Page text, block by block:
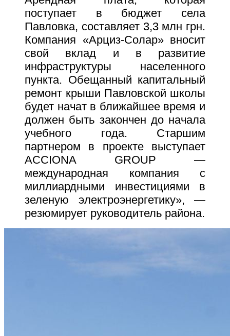
поступает в бюджет села
Павловка, составляет 3,3 млн грн.
Компания «Арциз-Солар» вносит
свой вклад и в развитие
инфраструктуры населенного
пункта. Обещанный капитальный
ремонт крыши Павловской школы
будет начат в ближайшее время и
должен быть закончен до начала
учебного года. Старшим
партнером в проекте выступает
ACCIONA GROUP —
международная компания с
миллиардными инвестициями в
зеленую электроэнергетику», —
резюмирует руководитель района.